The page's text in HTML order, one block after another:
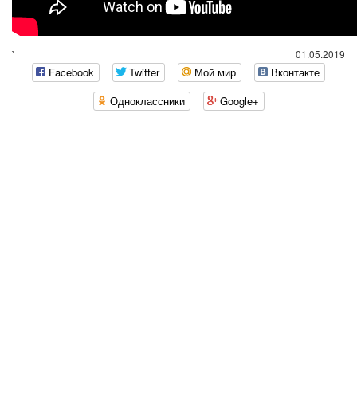
01.05.2019
`
Facebook Twitter Мой мир
Вконтакте
Одноклассники
Google+